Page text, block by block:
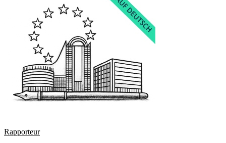
Rapporteur